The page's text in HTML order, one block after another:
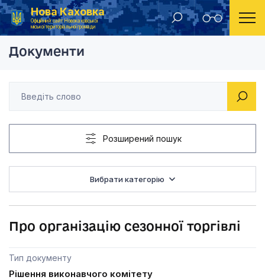
Нова Каховка
Офіційний сайт Новокаховської
міської територіальної громади
Головна Рішення виконавчого комітету Новокаховської міської ради 2013 року Про організацію
Документи
Розширений пошук
Вибрати категорію
Про організацію сезонної торгівлі
Тип документу
Рішення виконавчого комітету